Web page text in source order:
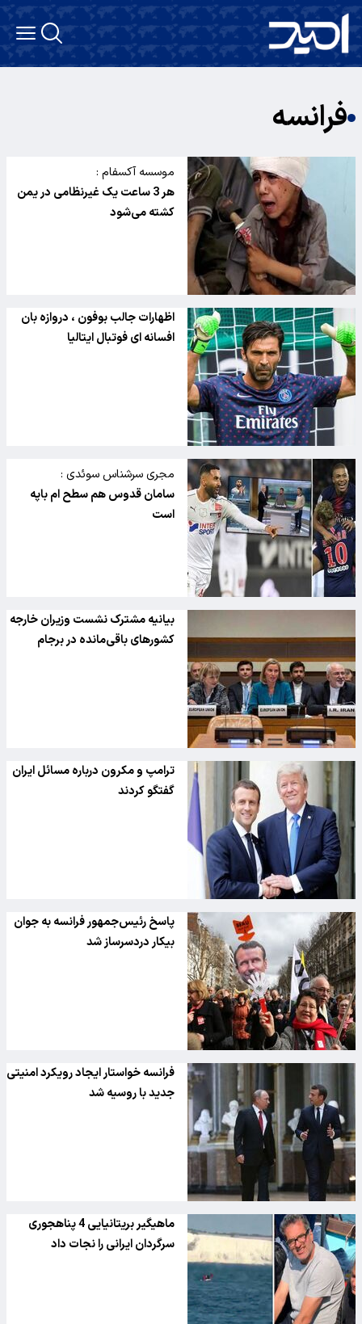
فرانسه
موسسه آکسفام :
هر 3 ساعت یک غیرنظامی در یمن
کشته می‌شود
اظهارات جالب بوفون ، دروازه بان
افسانه ای فوتبال ایتالیا
مجری سرشناس سوئدی :
سامان قدوس هم سطح ام باپه
است
بیانیه مشترک نشست وزیران خارجه
کشورهای باقی‌مانده در برجام
ترامپ و مکرون درباره مسائل ایران
گفتگو کردند
پاسخ رئیس‌جمهور فرانسه به جوان
بیکار دردسرساز شد
فرانسه خواستار ایجاد رویکرد امنیتی
جدید با روسیه شد
ماهیگیر بریتانیایی 4 پناهجوری
سرگردان ایرانی را نجات داد